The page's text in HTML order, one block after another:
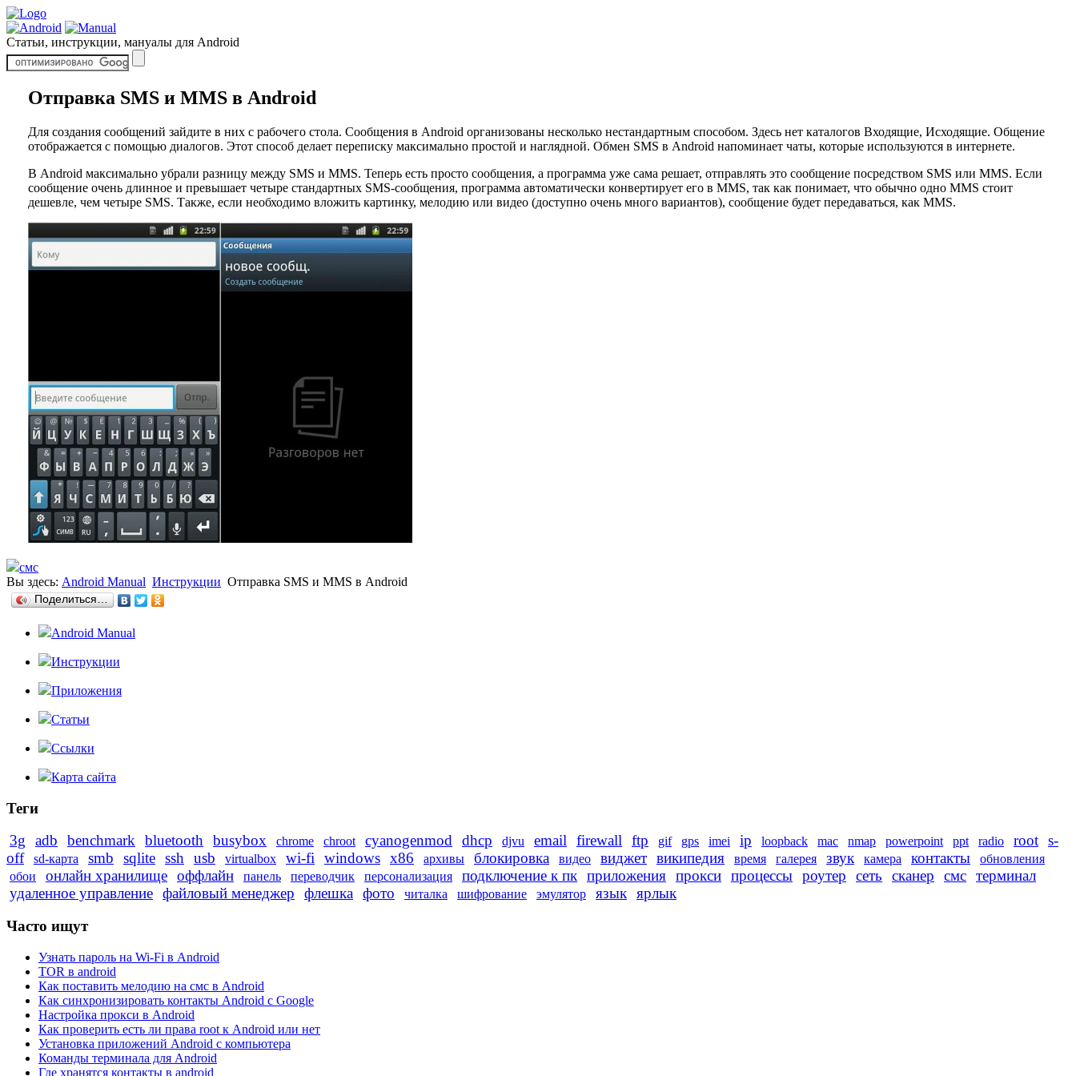
Статьи, инструкции, мануалы для Android
Отправка SMS и MMS в Android
Для создания сообщений зайдите в них с рабочего стола. Сообщения в Android организованы несколько нестандартным способом. Здесь нет каталогов Входящие, Исходящие. Общение
отображается с помощью диалогов. Этот способ делает переписку максимально простой и наглядной. Обмен SMS в Android напоминает чаты, которые используются в интернете.
В Android максимально убрали разницу между SMS и MMS. Теперь есть просто сообщения, а программа уже сама решает, отправлять это сообщение посредством SMS или MMS. Если
сообщение очень длинное и превышает четыре стандартных SMS-сообщения, программа автоматически конвертирует его в MMS, так как понимает, что обычно одно MMS стоит
дешевле, чем четыре SMS. Также, если необходимо вложить картинку, мелодию или видео (доступно очень много вариантов), сообщение будет передаваться, как MMS.
смс
Вы здесь: Android Manual Инструкции Отправка SMS и MMS в Android
Поделиться…
Android Manual
Инструкции
Приложения
Статьи
Ссылки
Карта сайта
Теги
3g
adb benchmark bluetooth busybox chrome chroot cyanogenmod dhcp djvu email firewall ftp gif gps imei ip loopback mac nmap powerpoint ppt radio root s-
off
sd-карта smb sqlite ssh usb virtualbox wi-fi windows x86 архивы блокировка видео виджет википедия время галерея звук камера контакты
обновления
обои
онлайн хранилище оффлайн панель переводчик персонализация подключение к пк приложения прокси процессы роутер сеть сканер смс терминал
удаленное управление файловый менеджер флешка фото читалка шифрование эмулятор язык ярлык
Часто ищут
Узнать пароль на Wi-Fi в Android
TOR в android
Как поставить мелодию на смс в Android
Как синхронизировать контакты Android с Google
Настройка прокси в Android
Как проверить есть ли права root к Android или нет
Установка приложений Android с компьютера
Команды терминала для Android
Где хранятся контакты в android